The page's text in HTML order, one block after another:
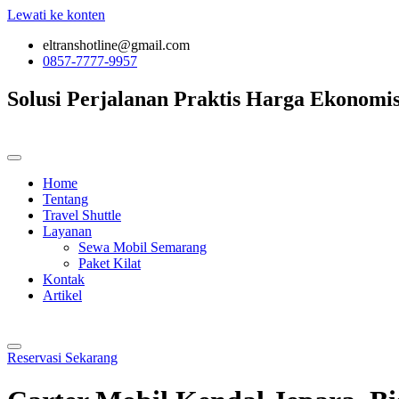
Lewati ke konten
eltranshotline@gmail.com
0857-7777-9957
Solusi Perjalanan Praktis Harga
Home
Tentang
Travel Shuttle
Layanan
Sewa Mobil Semarang
Paket Kilat
Kontak
Artikel
Reservasi Sekarang